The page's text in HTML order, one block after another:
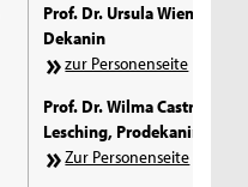
Prof. Dr. Ursula Wienen,
Dekanin
zur Personenseite
Prof. Dr. Wilma Castro-
Lesching, Prodekanin I
Zur Personenseite